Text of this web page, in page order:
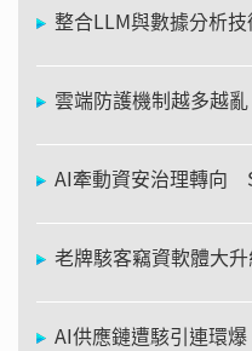
整合LLM與數據分析
雲端防護機制越多越
AI牽動資安治理轉向
老牌駭客竊資軟體大
AI供應鏈遭駭引連環